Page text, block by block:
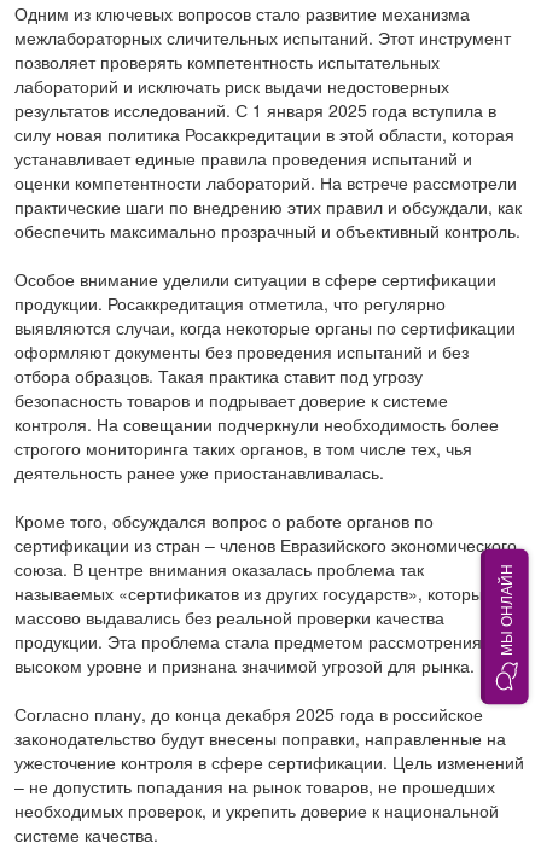
Одним из ключевых вопросов стало развитие механизма
межлабораторных сличительных испытаний. Этот инструмент
позволяет проверять компетентность испытательных
лабораторий и исключать риск выдачи недостоверных
результатов исследований. С 1 января 2025 года вступила в
силу новая политика Росаккредитации в этой области, которая
устанавливает единые правила проведения испытаний и
оценки компетентности лабораторий. На встрече рассмотрели
практические шаги по внедрению этих правил и обсуждали, как
обеспечить максимально прозрачный и объективный контроль.
Особое внимание уделили ситуации в сфере сертификации
продукции. Росаккредитация отметила, что регулярно
выявляются случаи, когда некоторые органы по сертификации
оформляют документы без проведения испытаний и без
отбора образцов. Такая практика ставит под угрозу
безопасность товаров и подрывает доверие к системе
контроля. На совещании подчеркнули необходимость более
строгого мониторинга таких органов, в том числе тех, чья
деятельность ранее уже приостанавливалась.
Кроме того, обсуждался вопрос о работе органов по
сертификации из стран – членов Евразийского экономического
союза. В центре внимания оказалась проблема так
называемых «сертификатов из других государств», которые
массово выдавались без реальной проверки качества
продукции. Эта проблема стала предметом рассмотрения на
высоком уровне и признана значимой угрозой для рынка.
Согласно плану, до конца декабря 2025 года в российское
законодательство будут внесены поправки, направленные на
ужесточение контроля в сфере сертификации. Цель изменений
– не допустить попадания на рынок товаров, не прошедших
необходимых проверок, и укрепить доверие к национальной
системе качества.
МЫ ОНЛАЙН